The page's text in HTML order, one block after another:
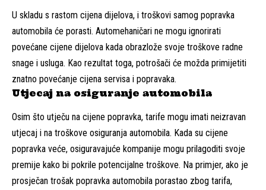
U skladu s rastom cijena dijelova, i troškovi samog popravka
automobila će porasti. Automehaničari ne mogu ignorirati
povećane cijene dijelova kada obrazlože svoje troškove radne
snage i usluga. Kao rezultat toga, potrošači će možda primijetiti
znatno povećanje cijena servisa i popravaka.
Utjecaj na osiguranje automobila
Osim što utječu na cijene popravka, tarife mogu imati neizravan
utjecaj i na troškove osiguranja automobila. Kada su cijene
popravka veće, osiguravajuće kompanije mogu prilagoditi svoje
premije kako bi pokrile potencijalne troškove. Na primjer, ako je
prosječan trošak popravka automobila porastao zbog tarifa,